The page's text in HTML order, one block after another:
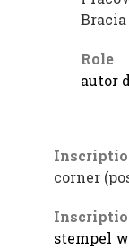
Role
autor
corner
stempel